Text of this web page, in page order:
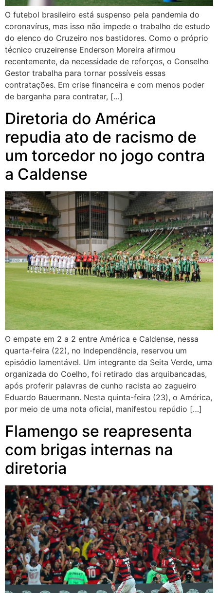
O futebol brasileiro está suspenso pela pandemia do
coronavírus, mas isso não impede o trabalho de estudo
do elenco do Cruzeiro nos bastidores. Como o próprio
técnico cruzeirense Enderson Moreira afirmou
recentemente, da necessidade de reforços, o Conselho
Gestor trabalha para tornar possíveis essas
contratações. Em crise financeira e com menos poder
de barganha para contratar, […]
Diretoria do América
repudia ato de racismo de
um torcedor no jogo contra
a Caldense
O empate em 2 a 2 entre América e Caldense, nessa
quarta-feira (22), no Independência, reservou um
episódio lamentável. Um integrante da Seita Verde, uma
organizada do Coelho, foi retirado das arquibancadas,
após proferir palavras de cunho racista ao zagueiro
Eduardo Bauermann. Nesta quinta-feira (23), o América,
por meio de uma nota oficial, manifestou repúdio […]
Flamengo se reapresenta
com brigas internas na
diretoria